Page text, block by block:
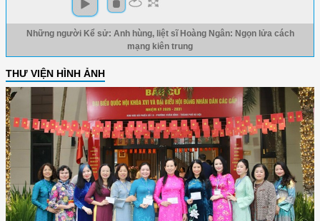
Những người Kể sử: Anh hùng, liệt sĩ Hoàng Ngân: Ngọn lửa cách
mạng kiên trung
THƯ VIỆN HÌNH ẢNH